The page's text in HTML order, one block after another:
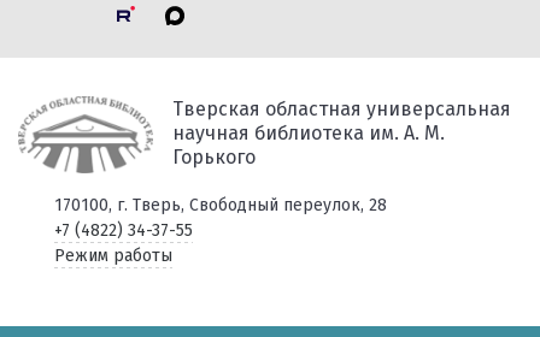
Тверская областная универсальная
научная библиотека им. А. М.
Горького
170100, г. Тверь, Свободный переулок, 28
+7 (4822) 34-37-55
Режим работы